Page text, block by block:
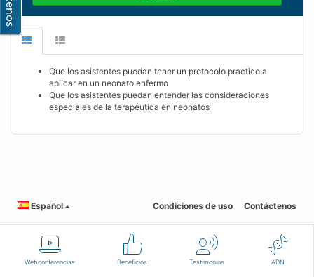
Webconferencias Beneficios Testimonios ADN
Que los asistentes puedan tener un protocolo practico a
aplicar en un neonato enfermo
Que los asistentes puedan entender las consideraciones
especiales de la terapéutica en neonatos
Español Condiciones de uso Contáctenos